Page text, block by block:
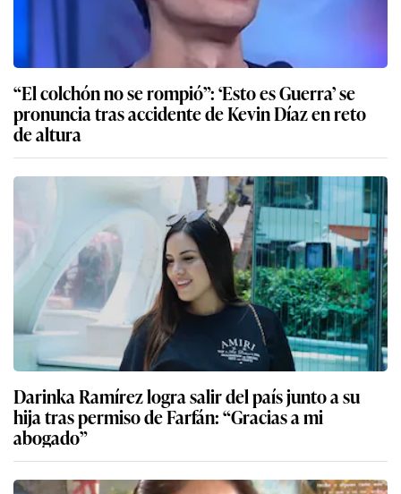
“El colchón no se rompió”: ‘Esto es Guerra’ se
pronuncia tras accidente de Kevin Díaz en reto
de altura
Darinka Ramírez logra salir del país junto a su
hija tras permiso de Farfán: “Gracias a mi
abogado”